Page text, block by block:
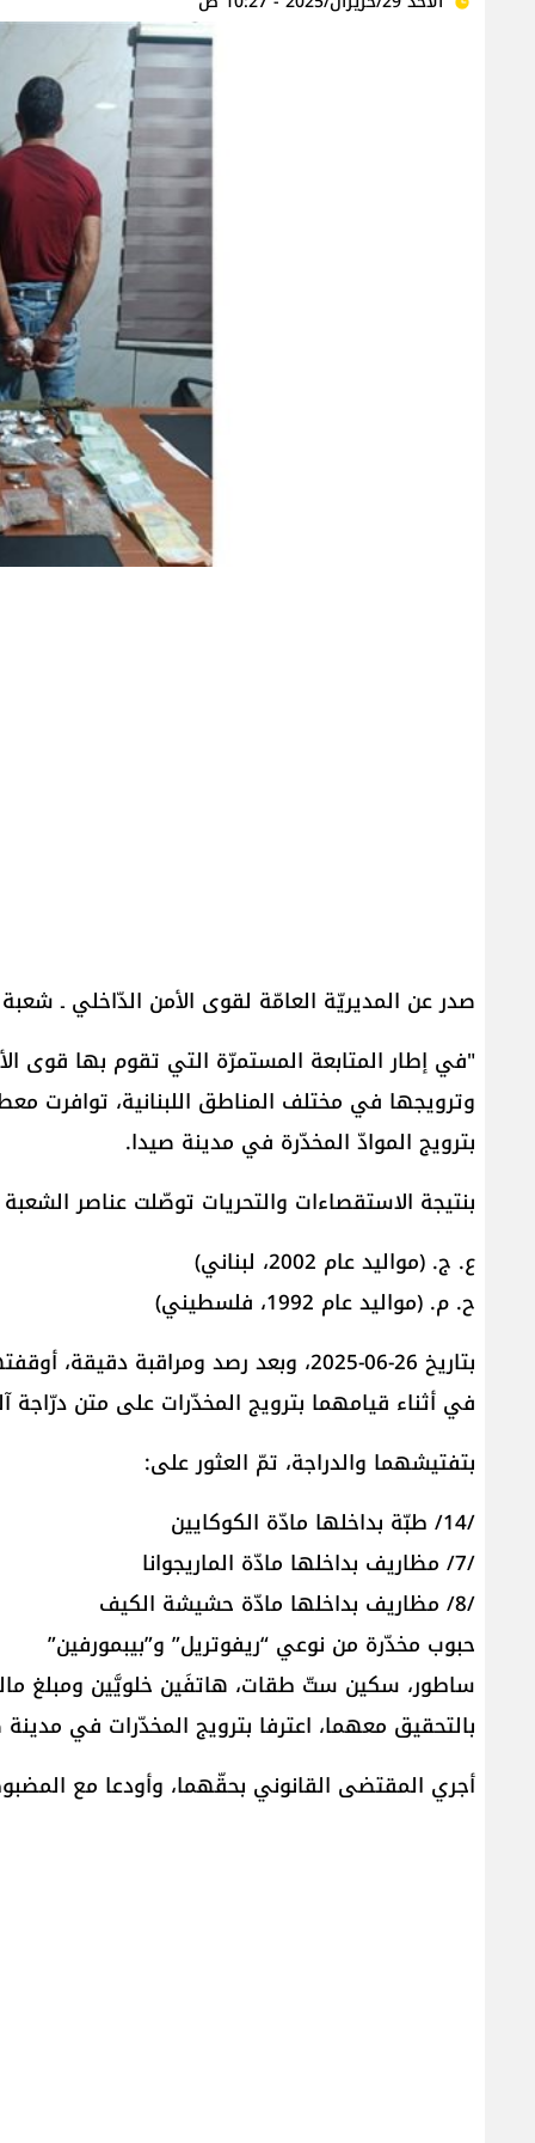
صدر عن المديريّة العامّة لقوى الأمن الدّاخلي ـ شعبة
"في إطار المتابعة المستمرّة التي تقوم بها قوى
وترويجها في مختلف المناطق اللبنانية،
بترويج الموادّ المخدّرة في مدينة صيدا.
بنتيجة الاستقصاءات والتحريات توصّلت عناصر
ع. ج. (مواليد عام 2002، لبناني)
ح. م. (مواليد عام 1992، فلسطيني)
بتاريخ 26-06-2025، وبعد رصد ومراقبة
في أثناء قيامهما بترويج المخدّرات على متن
بتفتيشهما والدراجة، تمّ العثور على:
/14/ طبّة بداخلها مادّة الكوكايين
/7/ مظاريف بداخلها مادّة الماريجوانا
/8/ مظاريف بداخلها مادّة حشيشة الكيف
حبوب مخدّرة من نوعي “ريفوتريل” و”بيبمورفين”
ساطور، سكين ستّ طقات، هاتفَين خلويَّين ومبلغ
بالتحقيق معهما، اعترفا بترويج المخدّرات في مدينة
أجري المقتضى القانوني بحقّهما، وأودعا مع